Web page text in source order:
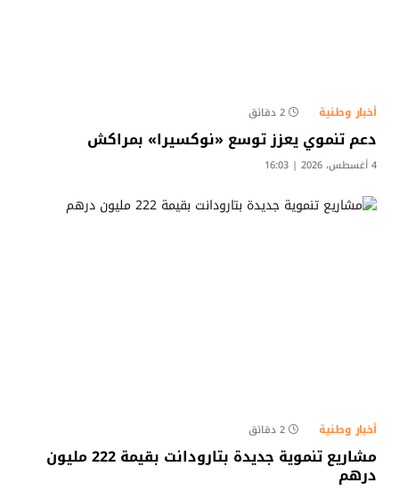
أخبار وطنية 2 دقائق
دعم تنموي يعزز توسع «نوكسيرا» بمراكش
4 أغسطس، 2026 | 16:03
أخبار وطنية 2 دقائق
مشاريع تنموية جديدة بتارودانت بقيمة 222 مليون
درهم